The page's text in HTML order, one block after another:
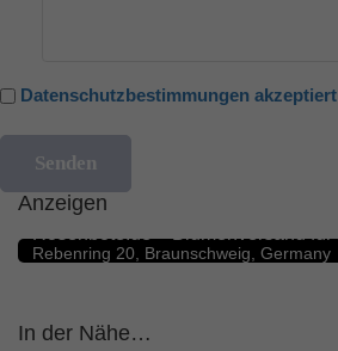
Datenschutzbestimmungen akzeptiert
Anzeigen
Blumengeschäfte
Rebenring 20, Braunschweig, Germany
In der Nähe…